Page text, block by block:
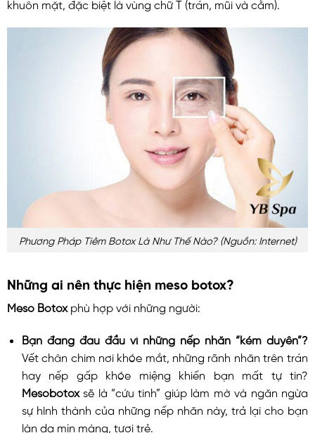
khuôn mặt, đặc biệt là vùng chữ T (trán, mũi và cằm).
Phương Pháp Tiêm Botox Là Như Thế Nào? (nguồn: Internet)
Những ai nên thực hiện meso botox?
Meso Botoxphù hợp với những người:
Bạn đang đau đầu vì những nếp nhăn “kém duyên”?
Vết chân chim nơi khóe mắt, những rãnh nhăn trên trán
hay nếp gấp khóe miệng khiến bạn mất tự tin?
Mesobotoxsẽ là “cứu tinh” giúp làm mờ và ngăn ngừa
sự hình thành của những nếp nhăn này, trả lại cho bạn
làn da mịn màng, tươi trẻ.